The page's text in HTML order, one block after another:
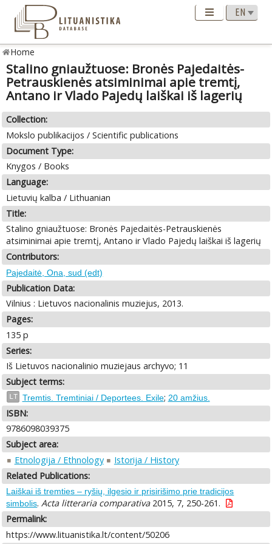
Home
Stalino gniaužtuose: Bronės Pajedaitės-
Petrauskienės atsiminimai apie tremtį,
Antano ir Vlado Pajedų laiškai iš lagerių
Collection:
Mokslo publikacijos / Scientific publications
Document Type:
Knygos / Books
Language:
Lietuvių kalba / Lithuanian
Title:
Stalino gniaužtuose: Bronės Pajedaitės-Petrauskienės
atsiminimai apie tremtį, Antano ir Vlado Pajedų laiškai iš lagerių
Contributors:
Pajedaitė, Ona, sud (edt)
Publication Data:
Vilnius : Lietuvos nacionalinis muziejus, 2013.
Pages:
135 p
Series:
Iš Lietuvos nacionalinio muziejaus archyvo; 11
Subject terms:
LT Tremtis. Tremtiniai / Deportees. Exile; 20 amžius.
ISBN:
9786098039375
Subject area:
Etnologija / Ethnology
Istorija / History
Related Publications:
Laiškai iš tremties – ryšių, ilgesio ir prisirišimo prie tradicijos
simbolis.Acta litteraria comparativa2015, 7, 250-261.
Permalink:
https://www.lituanistika.lt/content/50206